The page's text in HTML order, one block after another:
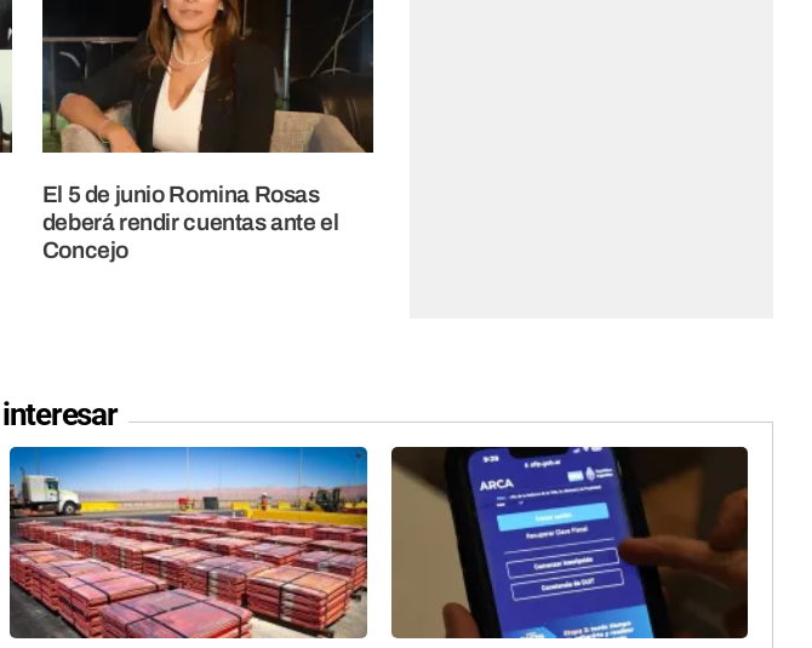
El 5 de junio Romina Rosas
deberá rendir cuentas ante el
Concejo
interesar